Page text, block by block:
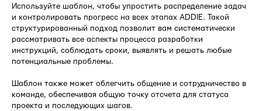
Используйте шаблон, чтобы упростить распределение задач
и контролировать прогресс на всех этапах ADDIE. Такой
структурированный подход позволит вам систематически
рассматривать все аспекты процесса разработки
инструкций, соблюдать сроки, выявлять и решать любые
потенциальные проблемы.
Шаблон также может облегчить общение и сотрудничество в
команде, обеспечивая общую точку отсчета для статуса
проекта и последующих шагов.